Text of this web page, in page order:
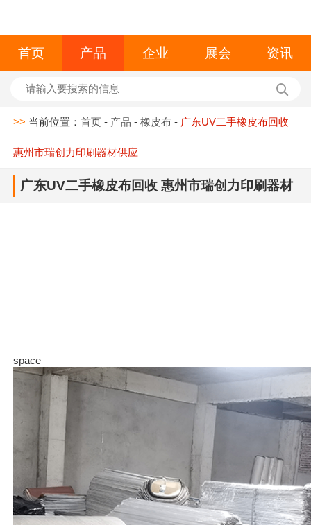
space
首页 产品 企业 展会 资讯
>> 当前位置：首页 - 产品 -橡皮布 - 广东UV二手橡皮布回收
惠州市瑞创力印刷器材供应
广东UV二手橡皮布回收 惠州市瑞创力印刷器材
space